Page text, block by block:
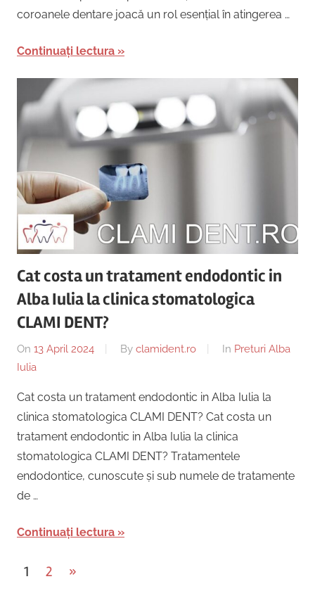
coroanele dentare joacă un rol esențial în atingerea …
Continuați lectura
Cat costa un tratament endodontic in
Alba Iulia la clinica stomatologica
CLAMI DENT?
On 13 April 2024 By clamident.ro In Preturi Alba
Iulia
Cat costa un tratament endodontic in Alba Iulia la
clinica stomatologica CLAMI DENT? Cat costa un
tratament endodontic in Alba Iulia la clinica
stomatologica CLAMI DENT? Tratamentele
endodontice, cunoscute și sub numele de tratamente
de …
Continuați lectura
Posts
1 2
Next
»